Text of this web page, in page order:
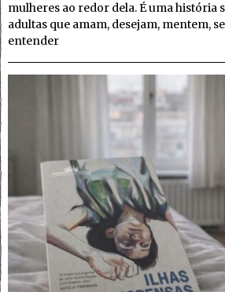
mulheres ao redor dela. É uma história
adultas que amam, desejam, mentem,
entender